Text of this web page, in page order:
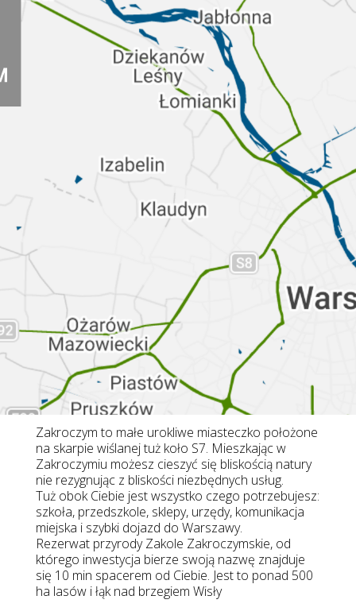
Zakroczym to małe urokliwe miasteczko położone
na skarpie wiślanej tuż koło S7. Mieszkając w
Zakroczymiu możesz cieszyć się bliskością natury
nie rezygnując z bliskości niezbędnych usług.
Tuż obok Ciebie jest wszystko czego potrzebujesz:
szkoła, przedszkole, sklepy, urzędy, komunikacja
miejska i szybki dojazd do Warszawy.
Rezerwat przyrody Zakole Zakroczymskie, od
którego inwestycja bierze swoją nazwę znajduje
się 10 min spacerem od Ciebie. Jest to ponad 500
ha lasów i łąk nad brzegiem Wisły